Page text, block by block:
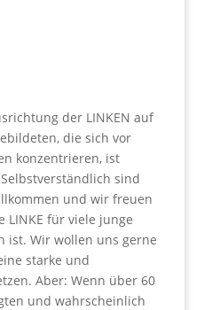
der LINKEN auf
die sich vor
konzentrieren, ist
sind
und wir freuen
LINKE für viele junge
ist. Wir wollen uns gerne
starke und
Aber: Wenn über 60
und wahrscheinlich